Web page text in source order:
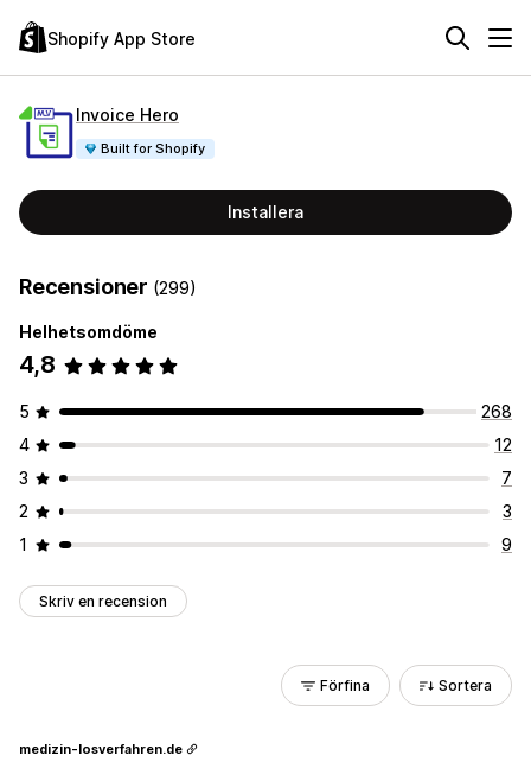
Shopify App Store
Invoice Hero
Built for Shopify
Installera
Recensioner (299)
Helhetsomdöme
4,8
5
268
4
12
3
7
2
3
1
9
Skriv en recension
Förfina Sortera
medizin-losverfahren.de